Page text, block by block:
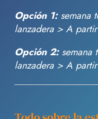
Opción 1:semana
lanzadera > A
Opción 2:semana
lanzadera > A